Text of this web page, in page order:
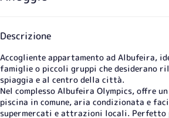
Descrizione
Accogliente appartamento ad Albufeira,
famiglie o piccoli gruppi che desiderano
spiaggia e al centro della città.
Nel complesso Albufeira Olympics, offre
piscina in comune, aria condizionata e
supermercati e attrazioni locali. Perfetto